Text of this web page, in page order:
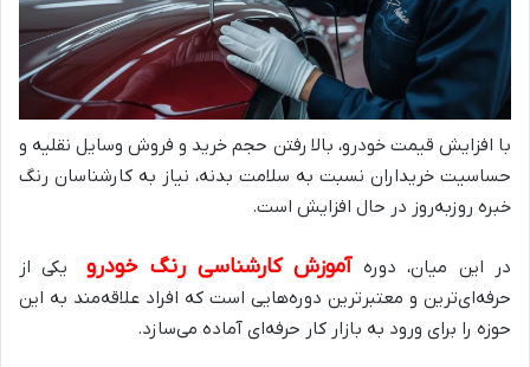
با افزایش قیمت خودرو، بالا رفتن حجم خرید و فروش وسایل نقلیه و
حساسیت خریداران نسبت به سلامت بدنه، نیاز به کارشناسان رنگ
خبره روز‌به‌روز در حال افزایش است.
در این میان، دوره آموزش کارشناسی رنگ خودرویکی از
حرفه‌ای‌ترین و معتبرترین دوره‌هایی است که افراد علاقه‌مند به این
حوزه را برای ورود به بازار کار حرفه‌ای آماده می‌سازد.